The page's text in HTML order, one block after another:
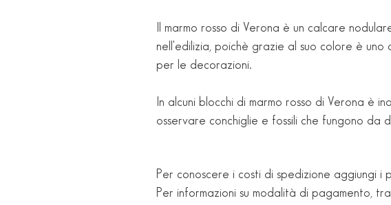
Il marmo rosso di Verona è un calcare
nell'edilizia, poichè grazie al suo colore è uno
per le decorazioni.
In alcuni blocchi di marmo rosso di Verona è
osservare conchiglie e fossili che fungono da
Per conoscere i costi di spedizione aggiungi i
Per informazioni su modalità di pagamento,